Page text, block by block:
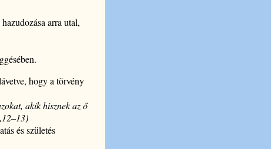
arra utal,
hogy a törvény
akik hisznek az ő
és születés